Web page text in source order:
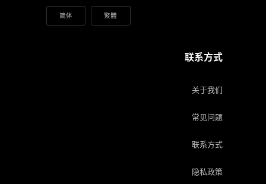
简体 繁體
联系方式
关于我们
常见问题
联系方式
隐私政策